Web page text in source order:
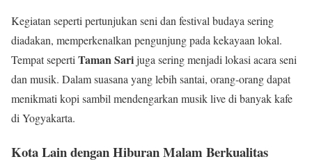
Kegiatan seperti pertunjukan seni dan festival budaya sering
diadakan, memperkenalkan pengunjung pada kekayaan lokal.
Tempat seperti Taman Sarijuga sering menjadi lokasi acara seni
dan musik. Dalam suasana yang lebih santai, orang-orang dapat
menikmati kopi sambil mendengarkan musik live di banyak kafe
di Yogyakarta.
Kota Lain dengan Hiburan Malam Berkualitas